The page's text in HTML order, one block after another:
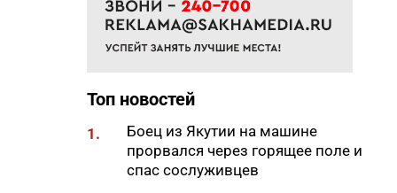
65% от годового плана сырого
молока
спецтехники в зоне СВО
18:22
В АЗС Южной Якутии ситуация
стабилизируется
Топ новостей
1.
Боец из Якутии на машине
прорвался через горящее поле и
спас сослуживцев